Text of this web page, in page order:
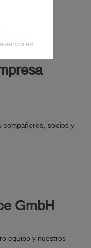
compañeros, socios y
GmbH
equipo y nuestros